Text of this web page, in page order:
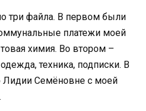
три файла. В первом были
платежи моей
химия. Во втором –
техника, подписки. В
Лидии Семёновне с моей